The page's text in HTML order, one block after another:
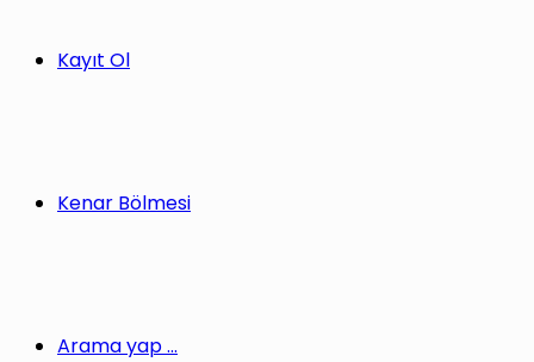
Kayıt Ol
Kenar Bölmesi
Arama yap ...